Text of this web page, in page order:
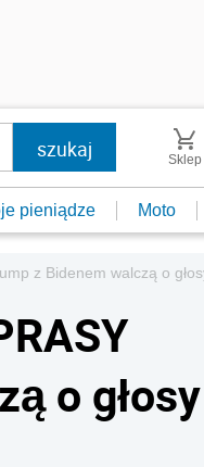
Sklep
pieniądze Moto
z Bidenem walczą o
o głosy